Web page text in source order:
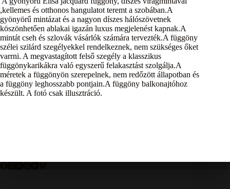
,kellemes és otthonos hangulatot teremt a szobában.A
gyönyörű mintázat és a nagyon díszes hálószövetnek
köszönhetően ablakai igazán luxus megjelenést kapnak.A
mintát cseh és szlovák vásárlók számára tervezték.A függöny
szélei szilárd szegélyekkel rendelkeznek, nem szükséges őket
varrni. A megvastagított felső szegély a klasszikus
függönykarikákra való egyszerű felakasztást szolgálja.A
méretek a függönyön szerepelnek, nem redőzött állapotban és
a függöny leghosszabb pontjain.A függöny balkonajtóhoz
készült. A fotó csak illusztráció.